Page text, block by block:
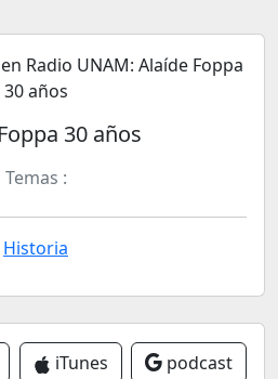
30 años
Temas :
Historia
iTunes podcast